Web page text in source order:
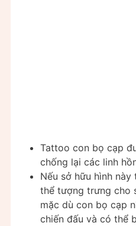
Tattoo con bọ cạp
chống lại các linh
Nếu sở hữu hình
thể tượng trưng cho
mặc dù con bọ cạp
chiến đấu và có thể